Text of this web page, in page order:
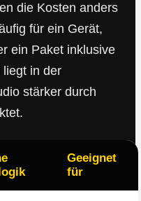
die Kosten anders
für ein Gerät,
ein Paket inklusive
liegt in der
stärker durch
Geeignet
für